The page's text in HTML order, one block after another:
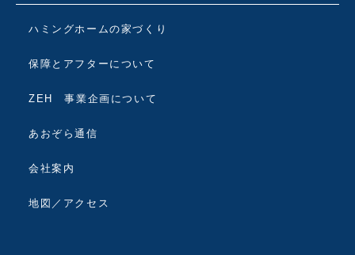
ハミングホームの家づくり
保障とアフターについて
ZEH 事業企画について
あおぞら通信
会社案内
地図／アクセス